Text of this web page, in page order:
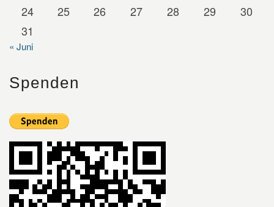
24
25 26 27 28 29
30
31
« Juni
Spenden